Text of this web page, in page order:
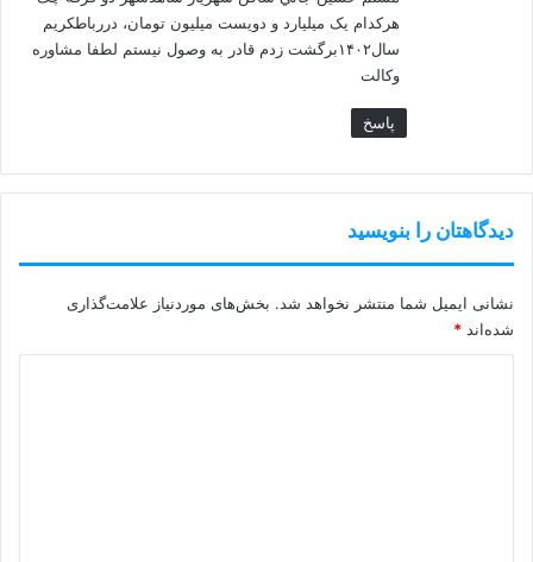
هرکدام یک میلیارد و دویست میلیون تومان، دررباطکریم
سال۱۴۰۲برگشت زدم قادر به وصول نیستم لطفا مشاوره‌
وکالت
پاسخ
دیدگاهتان را بنویسید
نشانی ایمیل شما منتشر نخواهد شد. بخش‌های موردنیاز علامت‌گذاری
شده‌اند *